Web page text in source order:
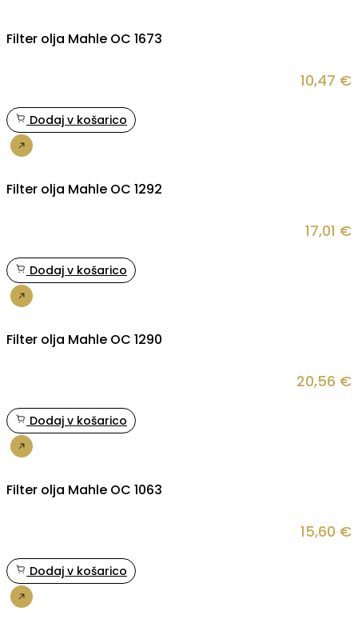
Filter olja Mahle OC 1673
10,47 €
Dodaj v košarico
Filter olja Mahle OC 1292
17,01 €
Dodaj v košarico
Filter olja Mahle OC 1290
20,56 €
Dodaj v košarico
Filter olja Mahle OC 1063
15,60 €
Dodaj v košarico